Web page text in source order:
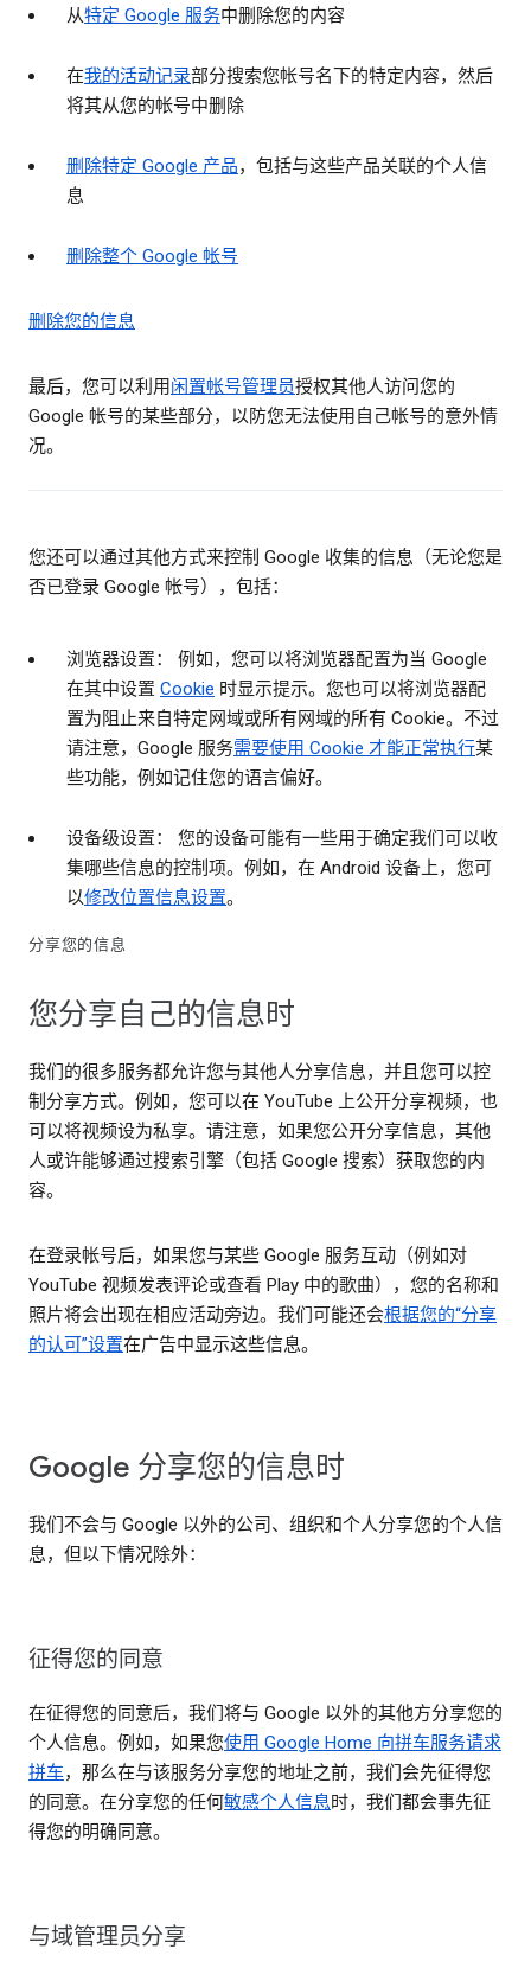
从特定 Google 服务中删除您的内容
在我的活动记录部分搜索您帐号名下的特定内容，然后
将其从您的帐号中删除
删除特定 Google 产品，包括与这些产品关联的个人信
息
删除整个 Google 帐号
删除您的信息
最后，您可以利用闲置帐号管理员授权其他人访问您的
Google 帐号的某些部分，以防您无法使用自己帐号的意外情
况。
您还可以通过其他方式来控制 Google 收集的信息（无论您是
否已登录 Google 帐号），包括：
浏览器设置： 例如，您可以将浏览器配置为当 Google
在其中设置 Cookie 时显示提示。您也可以将浏览器配
置为阻止来自特定网域或所有网域的所有 Cookie。不过
请注意，Google 服务需要使用 Cookie 才能正常执行某
些功能，例如记住您的语言偏好。
设备级设置： 您的设备可能有一些用于确定我们可以收
集哪些信息的控制项。例如，在 Android 设备上，您可
以修改位置信息设置。
分享您的信息
您分享自己的信息时
我们的很多服务都允许您与其他人分享信息，并且您可以控
制分享方式。例如，您可以在 YouTube 上公开分享视频，也
可以将视频设为私享。请注意，如果您公开分享信息，其他
人或许能够通过搜索引擎（包括 Google 搜索）获取您的内
容。
在登录帐号后，如果您与某些 Google 服务互动（例如对
YouTube 视频发表评论或查看 Play 中的歌曲），您的名称和
照片将会出现在相应活动旁边。我们可能还会根据您的“分享
的认可”设置在广告中显示这些信息。
Google 分享您的信息时
我们不会与 Google 以外的公司、组织和个人分享您的个人信
息，但以下情况除外：
征得您的同意
在征得您的同意后，我们将与 Google 以外的其他方分享您的
个人信息。例如，如果您使用 Google Home 向拼车服务请求
拼车，那么在与该服务分享您的地址之前，我们会先征得您
的同意。在分享您的任何敏感个人信息时，我们都会事先征
得您的明确同意。
与域管理员分享